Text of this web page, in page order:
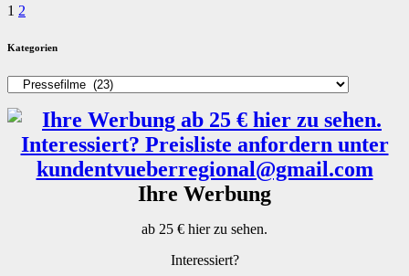
Seitennummerierung
der
1 2
Kategorien
Kategorien
Ihre Werbung
ab 25 € hier zu sehen.
Interessiert?